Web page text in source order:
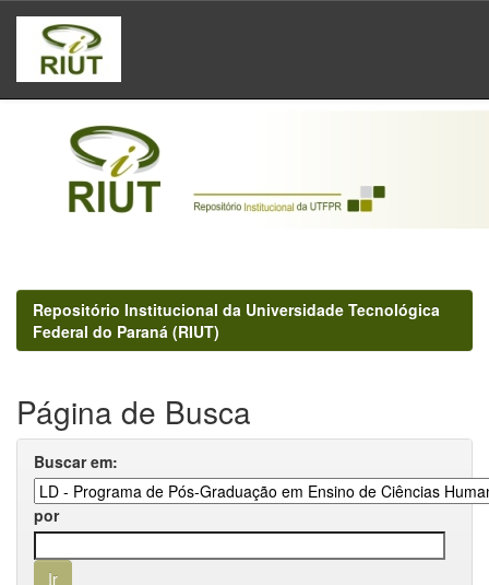
Skip
navigation
Repositório Institucional da Universidade Tecnológica
Federal do Paraná (RIUT)
Página de Busca
Buscar em:
por